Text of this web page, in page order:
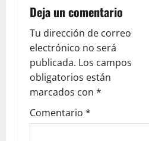
i
g
a
t
i
Deja un comentario
Tu dirección de correo
electrónico no será
publicada. Los campos
obligatorios están
marcados con *
Comentario *